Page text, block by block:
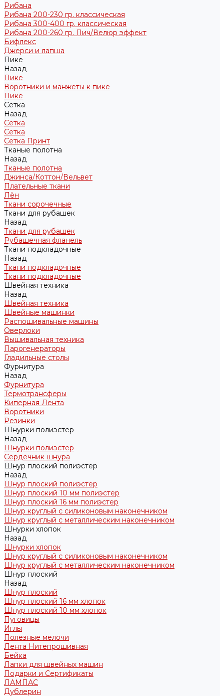
Рибана
Рибана 200-230 гр. классическая
Рибана 300-400 гр. классическая
Рибана 200-260 гр. Пич/Велюр эффект
Бифлекс
Джерси и лапша
Пике
Назад
Пике
Воротники и манжеты к пике
Пике
Сетка
Назад
Сетка
Сетка
Сетка Принт
Тканые полотна
Назад
Тканые полотна
Джинса/Коттон/Вельвет
Плательные ткани
Лён
Ткани сорочечные
Ткани для рубашек
Назад
Ткани для рубашек
Рубашечная фланель
Ткани подкладочные
Назад
Ткани подкладочные
Ткани подкладочные
Швейная техника
Назад
Швейная техника
Швейные машинки
Распошивальные машины
Оверлоки
Вышивальная техника
Парогенераторы
Гладильные столы
Фурнитура
Назад
Фурнитура
Термотрансферы
Киперная Лента
Воротники
Резинки
Шнурки полиэстер
Назад
Шнурки полиэстер
Сердечник шнура
Шнур плоский полиэстер
Назад
Шнур плоский полиэстер
Шнур плоский 10 мм полиэстер
Шнур плоский 16 мм полиэстер
Шнур круглый с силиконовым наконечником
Шнур круглый с металлическим наконечником
Шнурки хлопок
Назад
Шнурки хлопок
Шнур круглый с силиконовым наконечником
Шнур круглый с металлическим наконечником
Шнур плоский
Назад
Шнур плоский
Шнур плоский 16 мм хлопок
Шнур плоский 10 мм хлопок
Пуговицы
Иглы
Полезные мелочи
Лента Нитепрошивная
Бейка
Лапки для швейных машин
Подарки и Сертификаты
ЛАМПАС
Дублерин